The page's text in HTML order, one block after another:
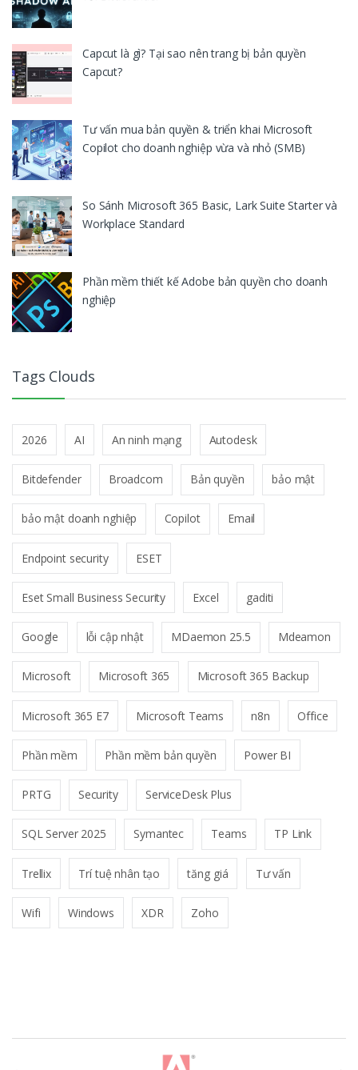
Capcut là gì? Tại sao nên trang bị bản quyền
Capcut?
Tư vấn mua bản quyền & triển khai Microsoft
Copilot cho doanh nghiệp vừa và nhỏ (SMB)
So Sánh Microsoft 365 Basic, Lark Suite Starter và
Workplace Standard
Phần mềm thiết kế Adobe bản quyền cho doanh
nghiệp
Tags Clouds
2026 AI An ninh mạng Autodesk
Bitdefender Broadcom Bản quyền bảo mật
bảo mật doanh nghiệp Copilot Email
Endpoint security ESET
Eset Small Business Security Excel gaditi
Google lỗi cập nhật MDaemon 25.5 Mdeamon
Microsoft Microsoft 365 Microsoft 365 Backup
Microsoft 365 E7 Microsoft Teams n8n Office
Phần mềm Phần mềm bản quyền Power BI
PRTG Security ServiceDesk Plus
SQL Server 2025 Symantec Teams TP Link
Trellix Trí tuệ nhân tạo tăng giá Tư vấn
Wifi Windows XDR Zoho